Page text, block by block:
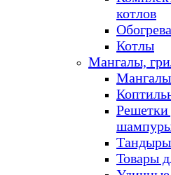
котлов
Котлы
Мангалы,
Мангалы
Решетки
Тандыры
Товары